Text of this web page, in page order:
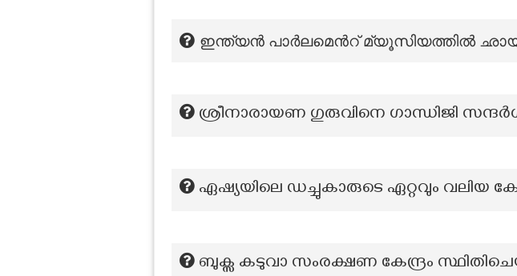
ഇന്ത്യൻ പാർലമെൻറ് മ്യൂസിയത്തിൽ
ശ്രീനാരായണ ഗുരുവിനെ ഗാന്ധിജി
ഏഷ്യയിലെ ഡച്ചുകാരുടെ ഏറ്റവും വലിയ
ബുക്സ കടുവാ സംരക്ഷണ കേന്ദ്രം